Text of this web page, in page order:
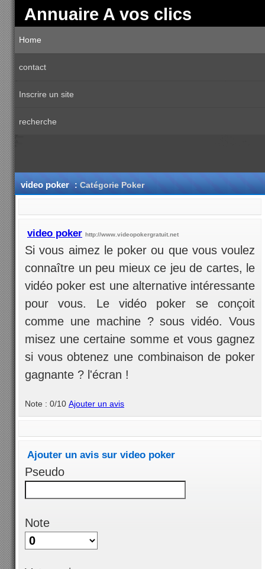
Annuaire A vos clics
Home
contact
Inscrire un site
recherche
video poker : Catégorie Poker
video poker http://www.videopokergratuit.net
Si vous aimez le poker ou que vous voulez
connaître un peu mieux ce jeu de cartes, le
vidéo poker est une alternative intéressante
pour vous. Le vidéo poker se conçoit
comme une machine ? sous vidéo. Vous
misez une certaine somme et vous gagnez
si vous obtenez une combinaison de poker
gagnante ? l'écran !
Note : 0/10 Ajouter un avis
Ajouter un avis sur video poker
Pseudo
Note